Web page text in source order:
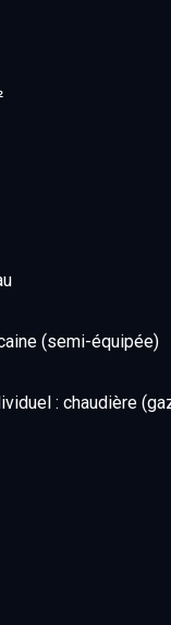
(semi-équipée)
: chaudière